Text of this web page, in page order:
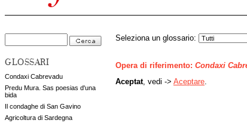
GLOSSARI
Condaxi Cabrevadu
Predu Mura. Sas poesias d'una
bida
Il condaghe di San Gavino
Agricoltura di Sardegna
Seleziona un glossario:
Opera di riferimento: Condaxi
Aceptat, vedi -> Aceptare